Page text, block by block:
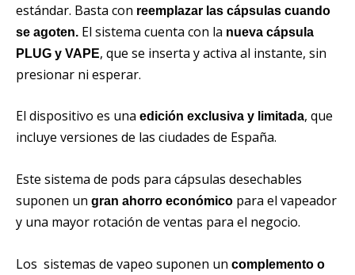
estándar. Basta con reemplazar las cápsulas cuando
se agoten. El sistema cuenta con la nueva cápsula
PLUG y VAPE, que se inserta y activa al instante, sin
presionar ni esperar.
El dispositivo es una edición exclusiva y limitada, que
incluye versiones de las ciudades de España.
Este sistema de pods para cápsulas desechables
suponen un gran ahorro económico para el vapeador
y una mayor rotación de ventas para el negocio.
Los sistemas de vapeo suponen un complemento o